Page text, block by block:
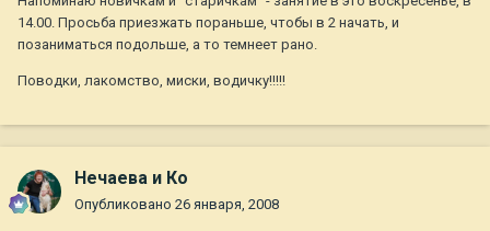
14.00. Просьба приезжать пораньше, чтобы в 2 начать, и
позаниматься подольше, а то темнеет рано.
Поводки, лакомство, миски, водичку!!!!!
Нечаева и Ко
Опубликовано 26 января, 2008